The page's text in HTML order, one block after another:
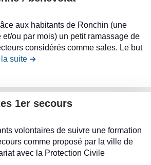
aux habitants de Ronchin (une
ou par mois) un petit ramassage de
considérés comme sales. Le but
la suite de la contribution Propreté
1er secours
volontaires de suivre une formation
comme proposé par la ville de
avec la Protection Civile